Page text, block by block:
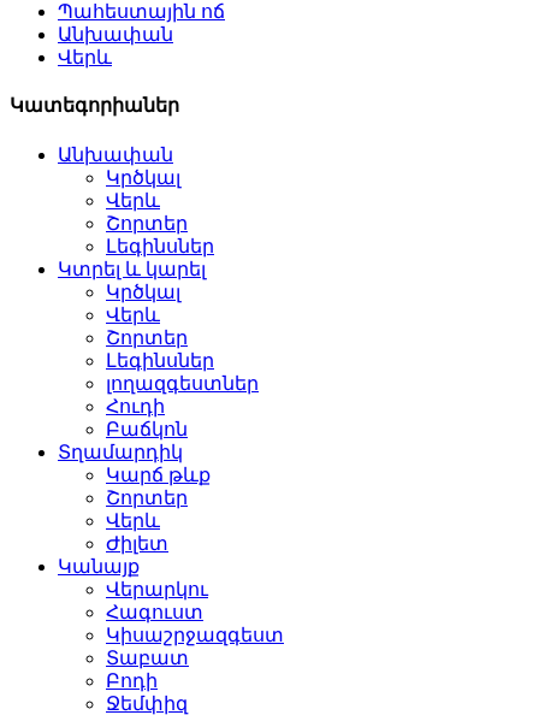
Պահեստային ոճ
Անխափան
Վերև
Կատեգորիաներ
Անխափան
Կրծկալ
Վերև
Շորտեր
Լեգինսներ
Կտրել և կարել
Կրծկալ
Վերև
Շորտեր
Լեգինսներ
լողազգեստներ
Հուդի
Բաճկոն
Տղամարդիկ
Կարճ թևք
Շորտեր
Վերև
Ժիլետ
Կանայք
Վերարկու
Հագուստ
Կիսաշրջազգեստ
Տաբատ
Բոդի
Ջեմփիզ